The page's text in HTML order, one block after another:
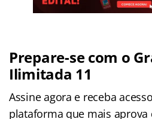
Prepare-se com o
Ilimitada 11
Assine agora e receba
plataforma que mais aprova